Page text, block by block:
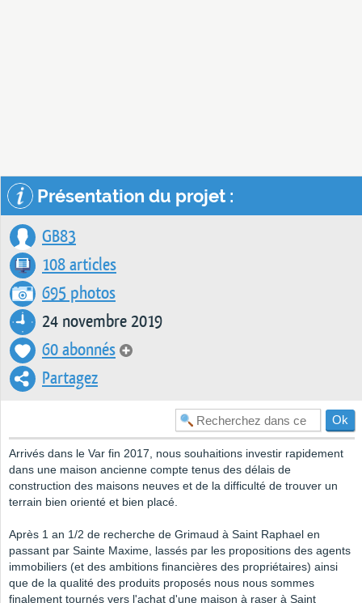
Présentation du projet :
GB83
108 articles
695 photos
24 novembre 2019
60 abonnés
Partagez
Arrivés dans le Var fin 2017, nous souhaitions investir rapidement
dans une maison ancienne compte tenus des délais de
construction des maisons neuves et de la difficulté de trouver un
terrain bien orienté et bien placé.
Après 1 an 1/2 de recherche de Grimaud à Saint Raphael en
passant par Sainte Maxime, lassés par les propositions des agents
immobiliers (et des ambitions financières des propriétaires) ainsi
que de la qualité des produits proposés nous nous sommes
finalement tournés vers l'achat d'une maison à raser à Saint